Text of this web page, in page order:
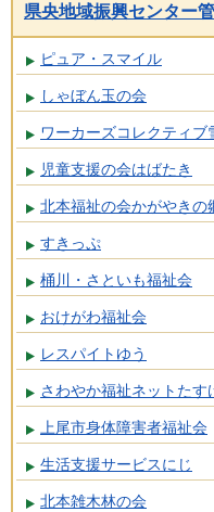
県央地域振興センター
ピュア・スマイル
しゃぼん玉の会
ワーカーズコレクティブ
児童支援の会はばたき
北本福祉の会かがやきの
すきっぷ
桶川・さといも福祉会
おけがわ福祉会
レスパイトゆう
さわやか福祉ネットたす
上尾市身体障害者福祉会
生活支援サービスにじ
北本雑木林の会